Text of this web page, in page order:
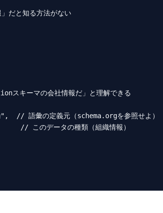
だと知る方法がない
スキーマの会社情報だ」と理解できる
// 語彙の定義元（schema.orgを参照せよ）
// このデータの種類（組織情報）